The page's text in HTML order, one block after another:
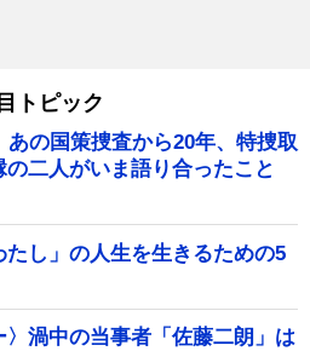
トピック
の国策捜査から20年、特捜取
二人がいま語り合ったこと
し」の人生を生きるための5
〉渦中の当事者「佐藤二朗」は